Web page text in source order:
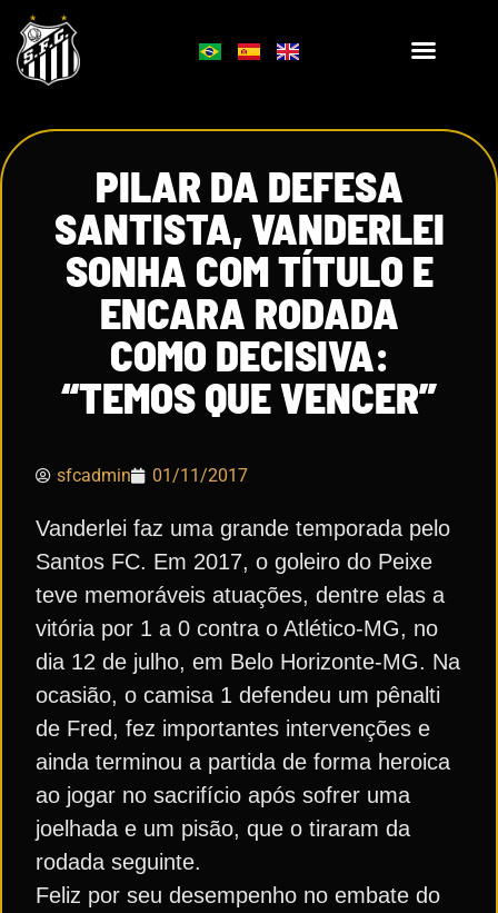
PILAR DA DEFESA
SANTISTA, VANDERLEI
SONHA COM TÍTULO E
ENCARA RODADA
COMO DECISIVA:
“TEMOS QUE VENCER”
sfcadmin 01/11/2017
Vanderlei faz uma grande temporada pelo
Santos FC. Em 2017, o goleiro do Peixe
teve memoráveis atuações, dentre elas a
vitória por 1 a 0 contra o Atlético-MG, no
dia 12 de julho, em Belo Horizonte-MG. Na
ocasião, o camisa 1 defendeu um pênalti
de Fred, fez importantes intervenções e
ainda terminou a partida de forma heroica
ao jogar no sacrifício após sofrer uma
joelhada e um pisão, que o tiraram da
rodada seguinte.
Feliz por seu desempenho no embate do